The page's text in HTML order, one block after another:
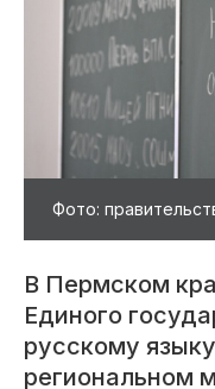
Фото:
В Пермском
Единого
русскому
региональном